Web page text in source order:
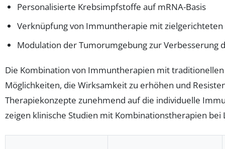
Personalisierte Krebsimpfstoffe auf mRNA-Basis
Verknüpfung von Immuntherapie mit
Modulation der Tumorumgebung zur Verbesserung
Die Kombination von Immuntherapien mit
Möglichkeiten, die Wirksamkeit zu erhöhen und
Therapiekonzepte zunehmend auf die individuelle
zeigen klinische Studien mit Kombinationstherapien bei